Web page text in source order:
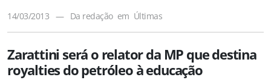
14/03/2013 — Da redação em Últimas
Zarattini será o relator da MP que destina
royalties do petróleo à educação